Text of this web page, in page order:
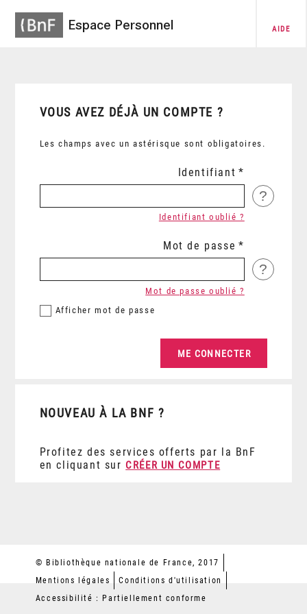
Espace Personnel AIDE
VOUS AVEZ DÉJÀ UN COMPTE ?
Les champs avec un astérisque sont obligatoires.
Identifiant
?
Identifiant oublié ?
Mot de passe
?
Afficher mot de passe
Mot de passe oublié ?
NOUVEAU À LA BNF ?
Profitez des services offerts par la BnF
en cliquant sur CRÉER UN COMPTE
© Bibliothèque nationale de France, 2017
Mentions légales
Conditions d'utilisation
Accessibilité : Partiellement conforme